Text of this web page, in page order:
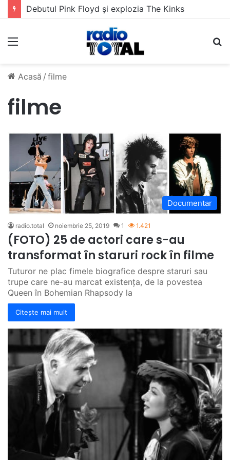
Debutul Pink Floyd și explozia The Kinks
Meniu
Acasă / filme
filme
Documentar
radio.total noiembrie 25, 2019 1 1.421
(FOTO) 25 de actori care s-au
transformat în staruri rock în filme
Tuturor ne plac fimele biografice despre staruri sau
trupe care ne-au marcat existența, de la povestea
Queen în Bohemian Rhapsody la
Citește mai mult